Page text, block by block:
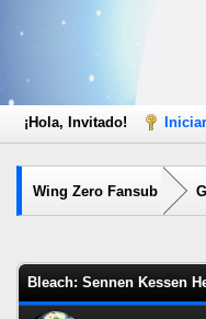
¡Hola, Invitado!
Wing Zero Fansub
Bleach: Sennen Kessen